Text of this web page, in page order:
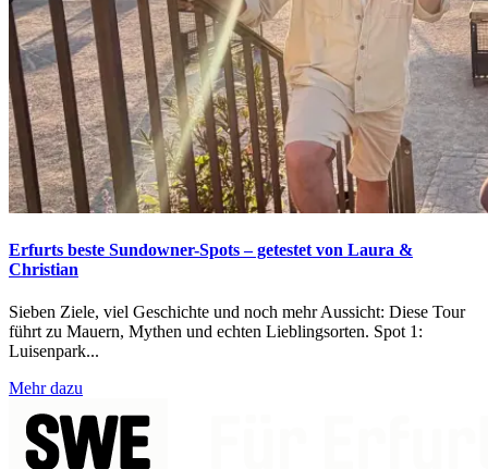
Erfurts beste Sundowner-Spots – getestet von Laura &
Christian
Sieben Ziele, viel Geschichte und noch mehr Aussicht: Diese Tour
führt zu Mauern, Mythen und echten Lieblingsorten. Spot 1:
Luisenpark...
Mehr dazu